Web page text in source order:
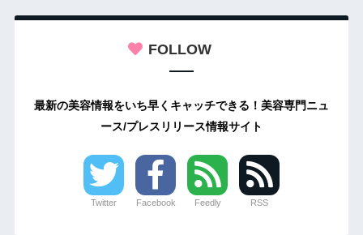
FOLLOW
最新の美容情報をいち早くキャッチできる！美容専門ニュ
ース/プレスリリース情報サイト
Twitter Facebook Feedly RSS